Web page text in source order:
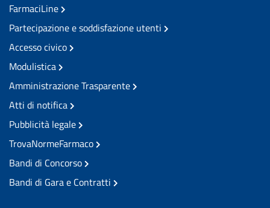
FarmaciLine
Partecipazione e soddisfazione utenti
Accesso civico
Modulistica
Amministrazione Trasparente
Atti di notifica
Pubblicità legale
TrovaNormeFarmaco
Bandi di Concorso
Bandi di Gara e Contratti